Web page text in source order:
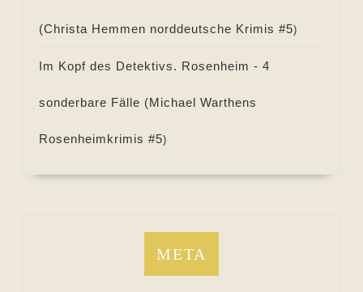
(Christa Hemmen norddeutsche Krimis #5)
Im Kopf des Detektivs. Rosenheim - 4
sonderbare Fälle (Michael Warthens
Rosenheimkrimis #5)
META